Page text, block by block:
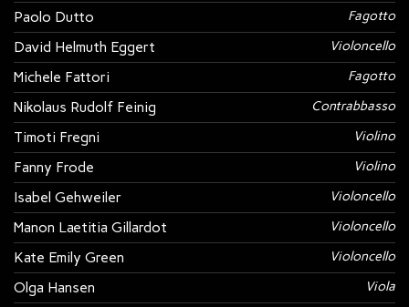
Paolo Dutto Fagotto
David Helmuth Eggert Violoncello
Michele Fattori Fagotto
Nikolaus Rudolf Feinig Contrabbasso
Timoti Fregni Violino
Fanny Frode Violino
Isabel Gehweiler Violoncello
Manon Laetitia Gillardot Violoncello
Kate Emily Green Violoncello
Olga Hansen Viola